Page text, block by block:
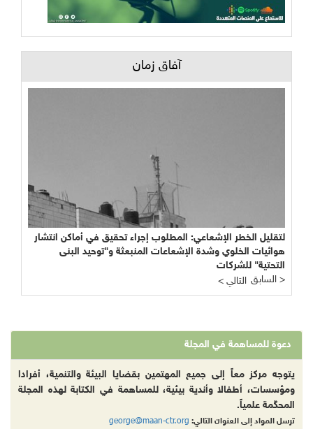
آفاق زمان
لتقليل الخطر الإشعاعي: المطلوب إجراء تحقيق في أماكن انتشار
هوائيات الخلوي وشدة الإشعاعات المنبعثة و"توحيد البنى
التحتية" للشركات
< التالي
السابق >
دعوة للمساهمة في المجلة
يتوجه مركز معاً إلى جميع المهتمين بقضايا البيئة والتنمية، أفرادا
ومؤسسات، أطفالا وأندية بيئية، للمساهمة في الكتابة لهذه المجلة
المحكّمة علمياً.
ترسل المواد إلى العنوان التالي: george@maan-ctr.org